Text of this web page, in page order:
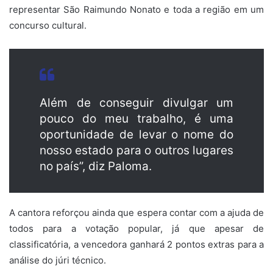
representar São Raimundo Nonato e toda a região em um
concurso cultural.
Além de conseguir divulgar um
pouco do meu trabalho, é uma
oportunidade de levar o nome do
nosso estado para o outros lugares
no país”, diz Paloma.
A cantora reforçou ainda que espera contar com a ajuda de
todos para a votação popular, já que apesar de
classificatória, a vencedora ganhará 2 pontos extras para a
análise do júri técnico.